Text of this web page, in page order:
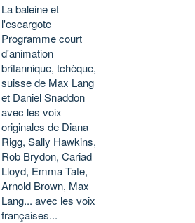
La baleine et
l'escargote
Programme court
d'animation
britannique, tchèque,
suisse de Max Lang
et Daniel Snaddon
avec les voix
originales de Diana
Rigg, Sally Hawkins,
Rob Brydon, Cariad
Lloyd, Emma Tate,
Arnold Brown, Max
Lang... avec les voix
françaises...